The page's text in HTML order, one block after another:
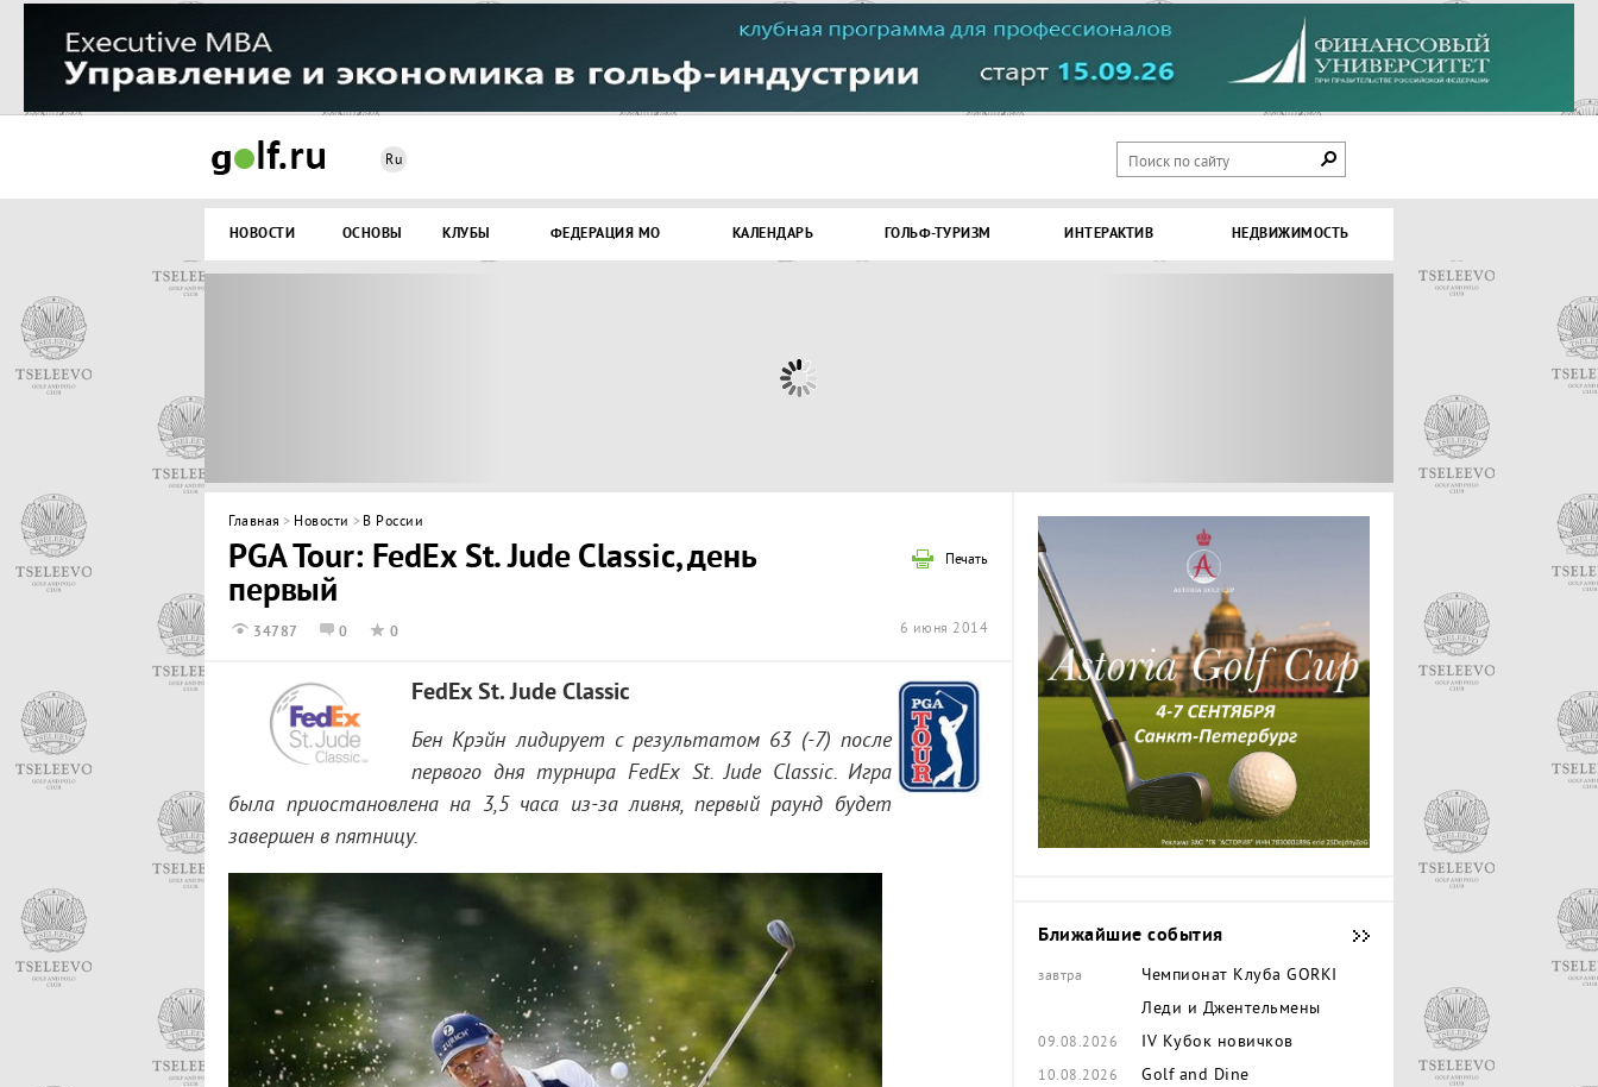
Ru
НОВОСТИ ОСНОВЫ КЛУБЫ ФЕДЕРАЦИЯ МО КАЛЕНДАРЬ ГОЛЬФ-ТУРИЗМ ИНТЕРАКТИВ НЕДВИЖИМОСТЬ
Главная > Новости > В России
Печать
PGA Tour: FedEx St. Jude Classic, день
первый
34787 0 0 6 июня 2014
FedEx St. Jude Classic
Бен Крэйн лидирует с результатом 63 (-7) после
первого дня турнира FedEx St. Jude Classic. Игра
была приостановлена на 3,5 часа из-за ливня, первый раунд будет
завершен в пятницу.
Ближайшие события
завтра
Чемпионат Клуба GORKI
Леди и Джентельмены
09.08.2026 IV Кубок новичков
10.08.2026 Golf and Dine